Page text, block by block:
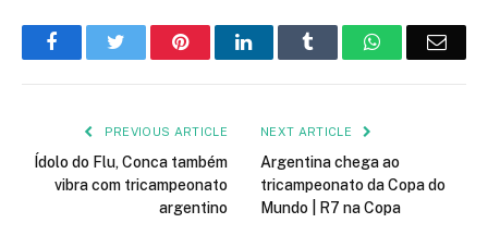
FacebookTwitter PinterestLinkedIn Tumblr WhatsApp
PREVIOUS ARTICLE
Ídolo do Flu, Conca também
vibra com tricampeonato
argentino
NEXT ARTICLE
Argentina chega ao
tricampeonato da Copa do
Mundo | R7 na Copa